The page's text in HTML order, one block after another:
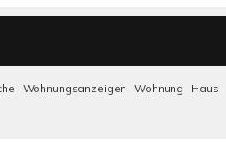
Wohnungsanzeigen Wohnung Haus